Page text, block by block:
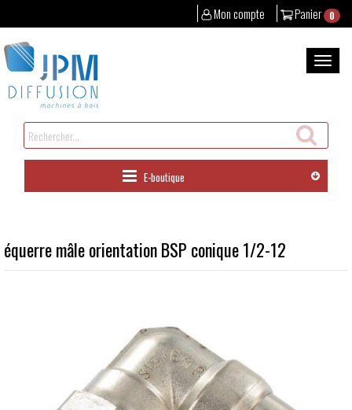
Panier 0
Mon compte
au
contenu
la
Rechercher
un
produit
E-boutique
équerre mâle orientation BSP conique 1/2-12